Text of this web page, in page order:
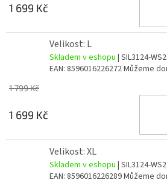
1 699 Kč
Velikost: L
Skladem v eshopu | SIL3124-
EAN: 8596016226272Můžeme
1 799 Kč
1 699 Kč
Velikost: XL
Skladem v eshopu | SIL3124-
EAN: 8596016226289Můžeme